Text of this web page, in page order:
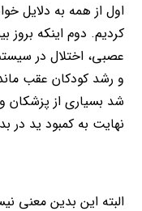
اول از همه به دلایل
کردیم. دوم اینکه بروز
عصبی، اختلال در
و رشد کودکان عقب
شد بسیاری از پزشکان
نهایت به کمبود ید در
البته این بدین معنی